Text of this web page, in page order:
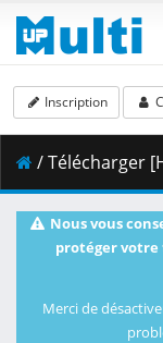
Inscription
/ Télécharger [HuangSubs]Perfect
Nous vous
protéger
Merci de